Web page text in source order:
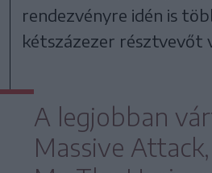
rendezvényre idén is
kétszázezer résztvevőt
A legjobban
Massive